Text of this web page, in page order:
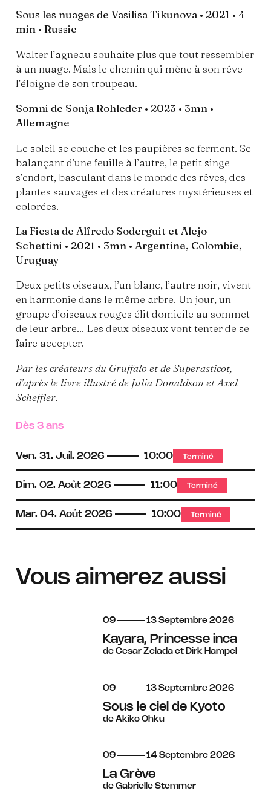
Sous les nuages de Vasilisa Tikunova • 2021 • 4
min • Russie
Walter l’agneau souhaite plus que tout ressembler
à un nuage. Mais le chemin qui mène à son rêve
l’éloigne de son troupeau.
Somni de Sonja Rohleder • 2023 • 3mn •
Allemagne
Le soleil se couche et les paupières se ferment. Se
balançant d’une feuille à l’autre, le petit singe
s’endort, basculant dans le monde des rêves, des
plantes sauvages et des créatures mystérieuses et
colorées.
La Fiesta de Alfredo Soderguit et Alejo
Schettini • 2021 • 3mn • Argentine, Colombie,
Uruguay
Deux petits oiseaux, l’un blanc, l’autre noir, vivent
en harmonie dans le même arbre. Un jour, un
groupe d’oiseaux rouges élit domicile au sommet
de leur arbre... Les deux oiseaux vont tenter de se
faire accepter.
Par les créateurs du Gruffalo et de Superasticot,
d’après le livre illustré de Julia Donaldson et Axel
Scheffler.
Dès 3 ans
Ven. 31. Juil. 2026 10:00 Terminé
Dim. 02. Août 2026 11:00 Terminé
Mar. 04. Août 2026 10:00 Terminé
Vous aimerez aussi
du
09 au
13 septembre
Septembre 2026
Kayara, Princesse inca
de Cesar Zelada et Dirk Hampel
du
09 au
13 septembre
Septembre 2026
Sous le ciel de Kyoto
de Akiko Ohku
du
09 au
14 septembre
Septembre 2026
La Grève
de Gabrielle Stemmer